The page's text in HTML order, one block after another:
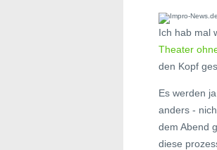
Ich hab mal
Theater
den Kopf
Es werden
anders -
dem Abend
diese